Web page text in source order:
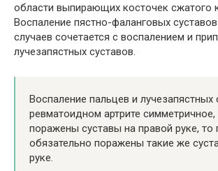
области выпирающих косточек сжатого
Воспаление пястно-фаланговых
случаев сочетается с воспалением и
лучезапястных суставов.
Воспаление пальцев и лучезапястных
ревматоидном артрите симметричное,
поражены суставы на правой руке, то
обязательно поражены такие же
руке.